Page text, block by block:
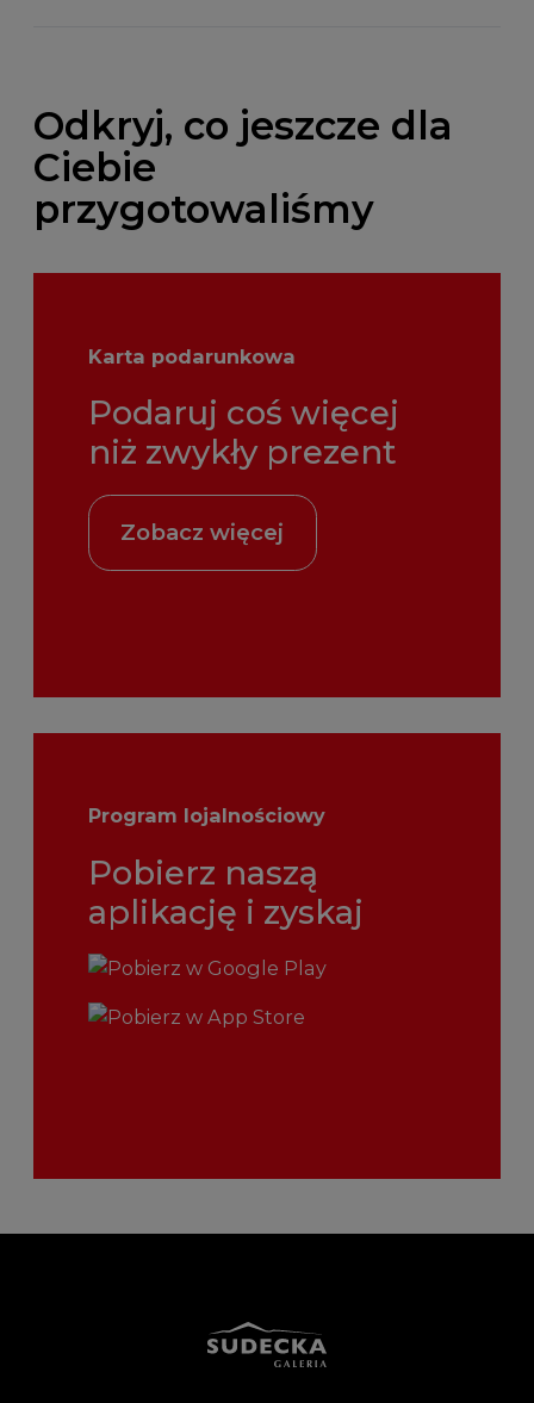
Odkryj, co jeszcze dla
Ciebie
przygotowaliśmy
Karta podarunkowa
Podaruj coś więcej
niż zwykły prezent
Zobacz więcej
Program lojalnościowy
Pobierz naszą
aplikację i zyskaj